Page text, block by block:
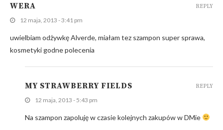
WERA
12 maja, 2013 - 3:41 pm
uwielbiam odżywkę Alverde, miałam tez szampon super sprawa,
kosmetyki godne polecenia
REPLY
MY STRAWBERRY FIELDS
12 maja, 2013 - 5:43 pm
Na szampon zapoluję w czasie kolejnych zakupów w DMie
REPLY